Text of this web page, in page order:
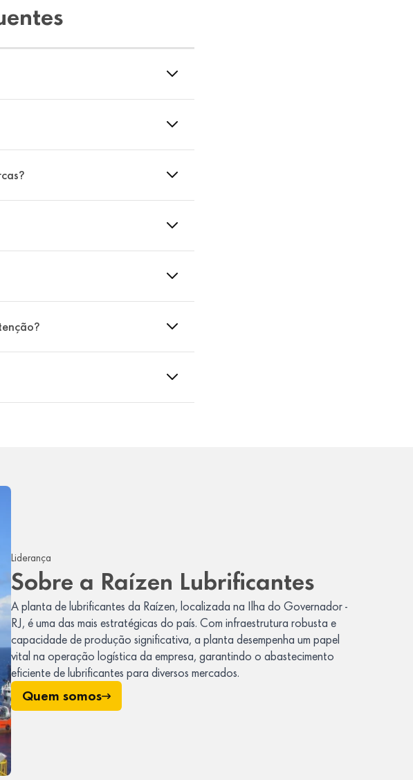
Liderança
Sobre a Raízen Lubrificantes
A planta de lubrificantes da Raízen, localizada na Ilha do Governador -
RJ, é uma das mais estratégicas do país. Com infraestrutura robusta e
capacidade de produção significativa, a planta desempenha um papel
vital na operação logística da empresa, garantindo o abastecimento
eficiente de lubrificantes para diversos mercados.
Quem somos